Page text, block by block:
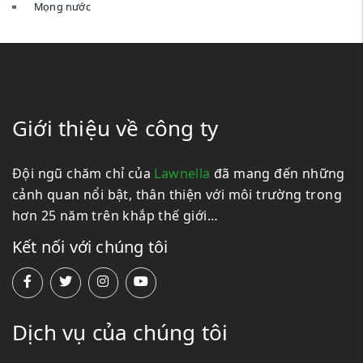
Mọng nước
Giới thiệu về công ty
Đội ngũ chăm chỉ của Lawnella đã mang đến những
cảnh quan nổi bật, thân thiện với môi trường trong
hơn 25 năm trên khắp thế giới…
Kết nối với chúng tôi
Dịch vụ của chúng tôi